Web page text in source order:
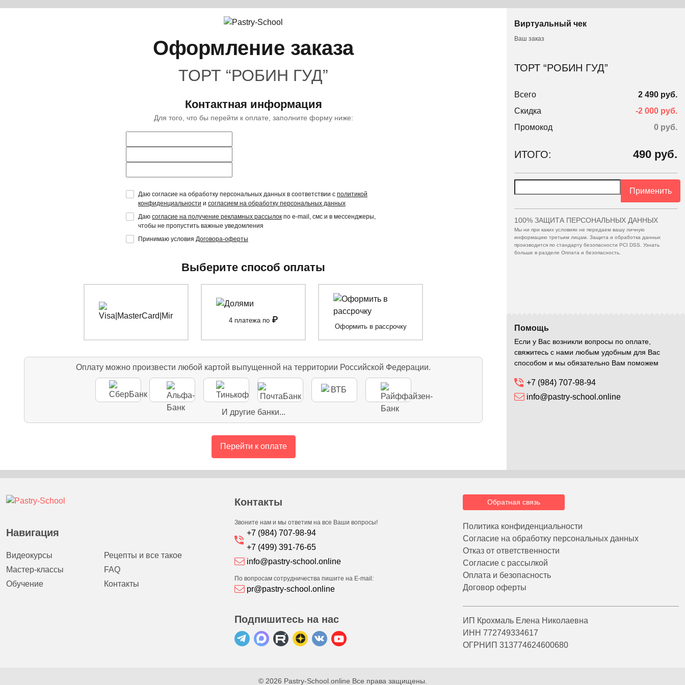
Виртуальный чек
Ваш заказ
ТОРТ “РОБИН ГУД”
Всего
2 490 руб.
Скидка
-2 000 руб.
Промокод
0 руб.
ИТОГО: 490 руб.
Применить
100% ЗАЩИТА ПЕРСОНАЛЬНЫХ ДАННЫХ
Мы ни при каких условиях не передаем вашу личную
информацию третьим лицам. Защита и обработка данных
производится по стандарту безопасности PCI DSS. Узнать
больше в разделе Оплата и безопасность.
Оформление заказа
ТОРТ “РОБИН ГУД”
Контактная информация
Для того, что бы перейти к оплате, заполните форму ниже:
Даю согласие на обработку персональных данных в соответствии с политикой
конфиденциальности и согласием на обработку персональных данных
Даю согласие на получение рекламных рассылок по e-mail, смс и в мессенджеры,
чтобы не пропустить важные уведомления
Принимаю условия Договора-оферты
Выберите способ оплаты
4 платежа по ₽
Оформить в рассрочку
Оплату можно произвести любой картой выпущенной на территории Российской Федерации.
И другие банки...
Перейти к оплате
Помощь
Если у Вас возникли вопросы по оплате,
свяжитесь с нами любым удобным для Вас
способом и мы обязательно Вам поможем
+7 (984) 707-98-94
info@pastry-school.online
Навигация
Видеокурсы
Мастер-классы
Обучение
Рецепты и все такое
FAQ
Контакты
Контакты
Звоните нам и мы ответим на все Ваши вопросы!
+7 (984) 707-98-94
+7 (499) 391-76-65
info@pastry-school.online
По вопросам сотрудничества пишите на E-mail:
pr@pastry-school.online
Подпишитесь на нас
Обратная связь
Политика конфиденциальности
Согласие на обработку персональных данных
Отказ от ответственности
Согласие с рассылкой
Оплата и безопасность
Договор оферты
ИП Крохмаль Елена Николаевна
ИНН 772749334617
ОГРНИП 313774624600680
© 2026 Pastry-School.online Все права защищены.